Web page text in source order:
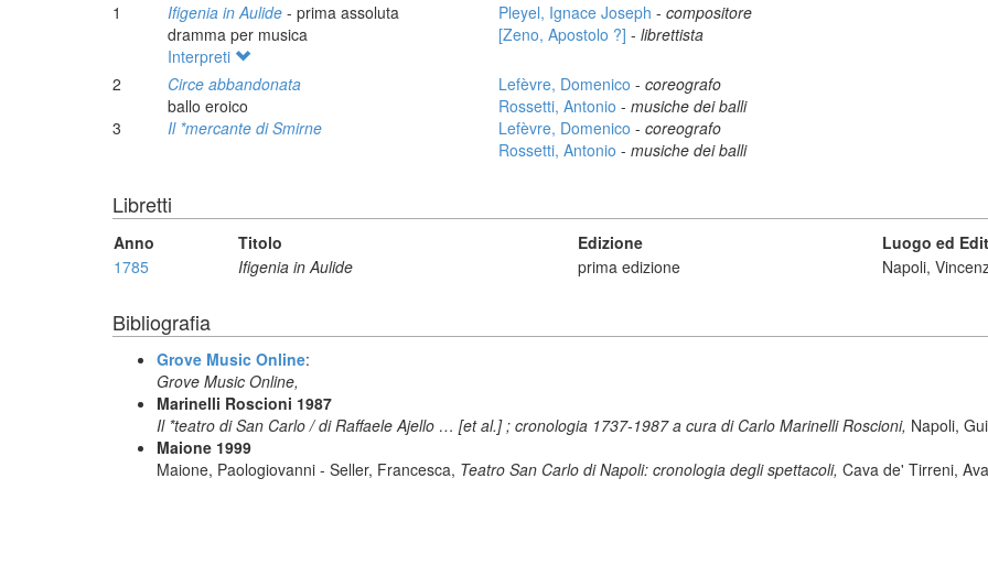
1 Ifigenia in Aulide - prima assoluta
dramma per musica
Pleyel, Ignace Joseph - compositore
[Zeno, Apostolo ?] - librettista
Interpreti
2
Circe abbandonata
ballo eroico
Lefèvre, Domenico - coreografo
Rossetti, Antonio - musiche dei balli
3
Il *mercante di Smirne Lefèvre, Domenico - coreografo
Rossetti, Antonio - musiche dei balli
Libretti
Anno Titolo Edizione
Luogo ed
1785
Ifigenia in Aulide prima edizione Napoli,
Bibliografia
Grove Music Online:
Grove Music Online,
Marinelli Roscioni 1987
Il *teatro di San Carlo / di Raffaele Ajello … [et al.] ; cronologia 1737-1987 a cura di Carlo Marinelli Roscioni, Napoli,
Maione 1999
Maione, Paologiovanni - Seller, Francesca, Teatro San Carlo di Napoli: cronologia degli spettacoli, Cava de' Tirreni,